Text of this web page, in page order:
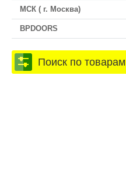
МСК ( г. Москва)
BPDOORS
Поиск по товарам